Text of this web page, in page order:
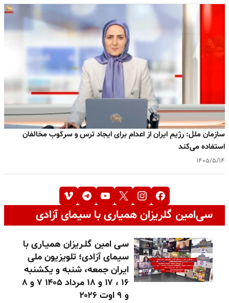
سازمان ملل: رژیم ایران از اعدام برای ایجاد ترس و سرکوب مخالفان
استفاده می‌کند
۱۴۰۵/۵/۱۴
سی‌امین گلریزان همیاری با سیمای آزادی
سـی امین گلـریزان همیـاری با
سیمای آزادی؛ تلویزیون ملی
ایران جمعه، شنبه و یکشنبه
۱۶ ، ۱۷ و ۱۸ مرداد ۱۴۰۵ ۷ و ۸
و ۹ اوت ۲۰۲۶